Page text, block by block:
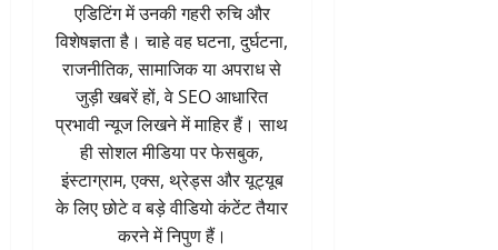
एडिटिंग में उनकी गहरी रुचि और
विशेषज्ञता है। चाहे वह घटना, दुर्घटना,
राजनीतिक, सामाजिक या अपराध से
जुड़ी खबरें हों, वे SEO आधारित
प्रभावी न्यूज लिखने में माहिर हैं। साथ
ही सोशल मीडिया पर फेसबुक,
इंस्टाग्राम, एक्स, थ्रेड्स और यूट्यूब
के लिए छोटे व बड़े वीडियो कंटेंट तैयार
करने में निपुण हैं।